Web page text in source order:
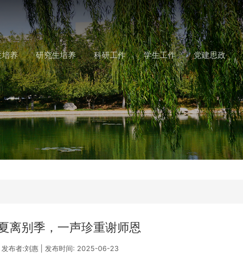
培养 研究生培养 科研工作 学生工作 党建思政
离别季，一声珍重谢师恩
发布者:刘惠 | 发布时间: 2025-06-23